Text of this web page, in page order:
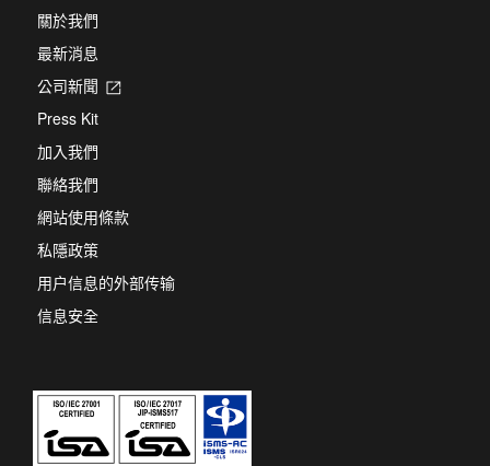
關於我們
最新消息
公司新聞
Opens
Press Kit
加入我們
聯絡我們
網站使用條款
私隱政策
用户信息的外部传输
信息安全